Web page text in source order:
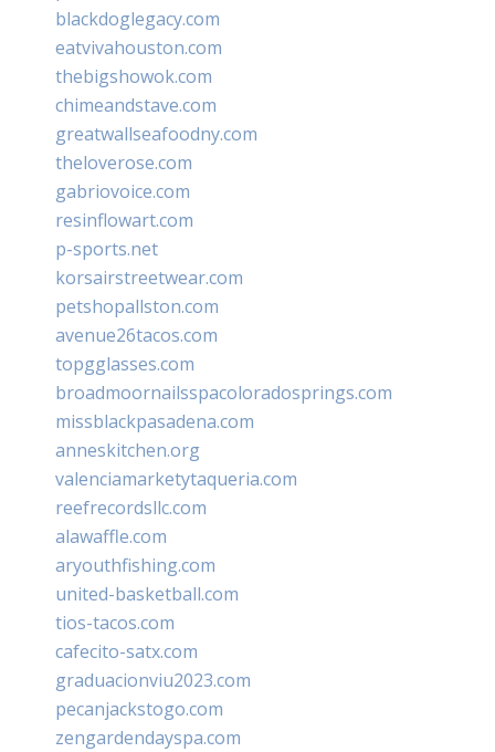
blackdoglegacy.com
eatvivahouston.com
thebigshowok.com
chimeandstave.com
greatwallseafoodny.com
theloverose.com
gabriovoice.com
resinflowart.com
p-sports.net
korsairstreetwear.com
petshopallston.com
avenue26tacos.com
topgglasses.com
broadmoornailsspacoloradosprings.com
missblackpasadena.com
anneskitchen.org
valenciamarketytaqueria.com
reefrecordsllc.com
alawaffle.com
aryouthfishing.com
united-basketball.com
tios-tacos.com
cafecito-satx.com
graduacionviu2023.com
pecanjackstogo.com
zengardendayspa.com